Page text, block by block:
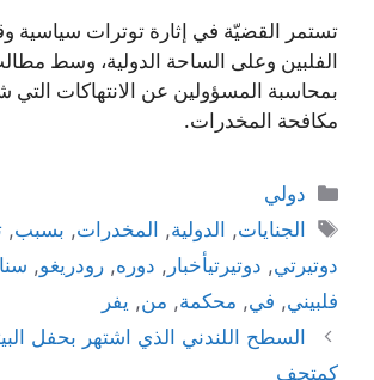
تستمر القضيّة في إثارة توترات سياسية
الفلبين وعلى الساحة الدولية، وسط
بمحاسبة المسؤولين عن الانتهاكات التي
مكافحة المخدرات.
التصنيفات
دولي
الوسوم
الجنايات, الدولية, المخدرات, بسبب,
دوتيرتي, دوتيرتيأخبار , دوره, رودريغو,
فلبيني, في, محكمة, من, يفر
السطح اللندني الذي اشتهر بحفل
كمتحف